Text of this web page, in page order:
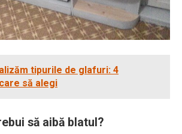
tipurile de glafuri: 4
să alegi
să aibă blatul?